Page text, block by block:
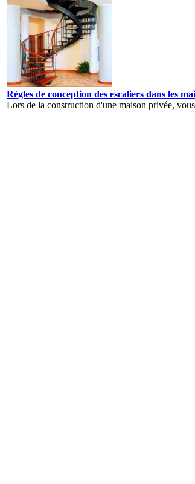
Règles de conception des escaliers dans les
Lors de la construction d'une maison privée,